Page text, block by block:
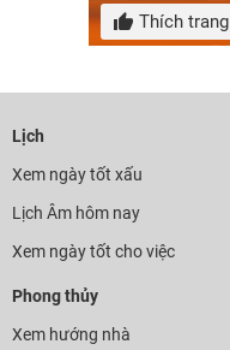
Thích trang
Lịch
Xem ngày tốt xấu
Lịch Âm hôm nay
Xem ngày tốt cho việc
Phong thủy
Xem hướng nhà